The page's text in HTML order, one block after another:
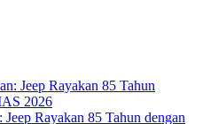
Rayakan 85 Tahun dengan